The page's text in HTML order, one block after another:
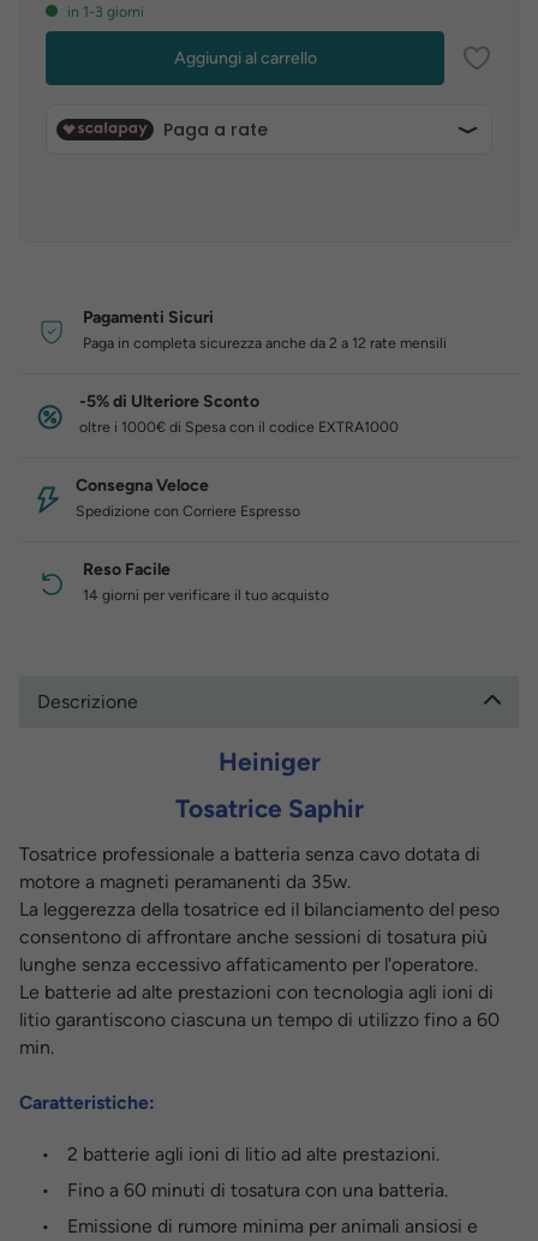
in 1-3 giorni
Aggiungi al carrello
Pagamenti Sicuri
Paga in completa sicurezza anche da 2 a 12 rate mensili
-5% di Ulteriore Sconto
oltre i 1000€ di Spesa con il codice EXTRA1000
Consegna Veloce
Spedizione con Corriere Espresso
Reso Facile
14 giorni per verificare il tuo acquisto
Descrizione
Heiniger
Tosatrice Saphir
Tosatrice professionale a batteria senza cavo dotata di
motore a magneti peramanenti da 35w.
La leggerezza della tosatrice ed il bilanciamento del peso
consentono di affrontare anche sessioni di tosatura più
lunghe senza eccessivo affaticamento per l'operatore.
Le batterie ad alte prestazioni con tecnologia agli ioni di
litio garantiscono ciascuna un tempo di utilizzo fino a 60
min.
Caratteristiche:
2 batterie agli ioni di litio ad alte prestazioni.
Fino a 60 minuti di tosatura con una batteria.
Emissione di rumore minima per animali ansiosi e